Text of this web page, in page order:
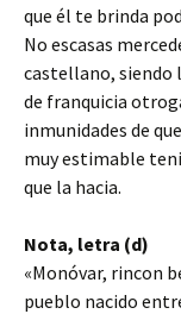
que él te brinda
No escasas
castellano, siendo
de franquicia
inmunidades de
muy estimable
que la hacia.
Nota, letra (d)
«Monóvar, rincon
pueblo nacido